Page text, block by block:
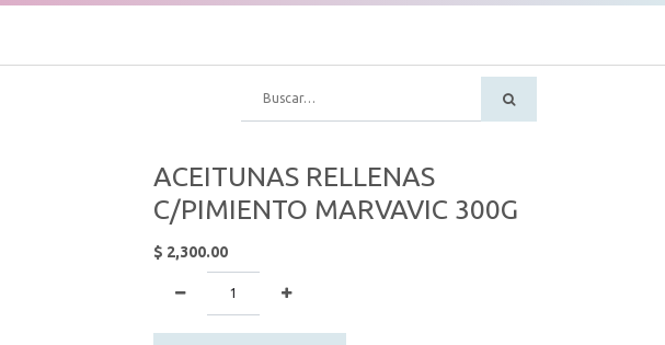
ACEITUNAS RELLENAS
C/PIMIENTO MARVAVIC 300G
$ 2,300.00